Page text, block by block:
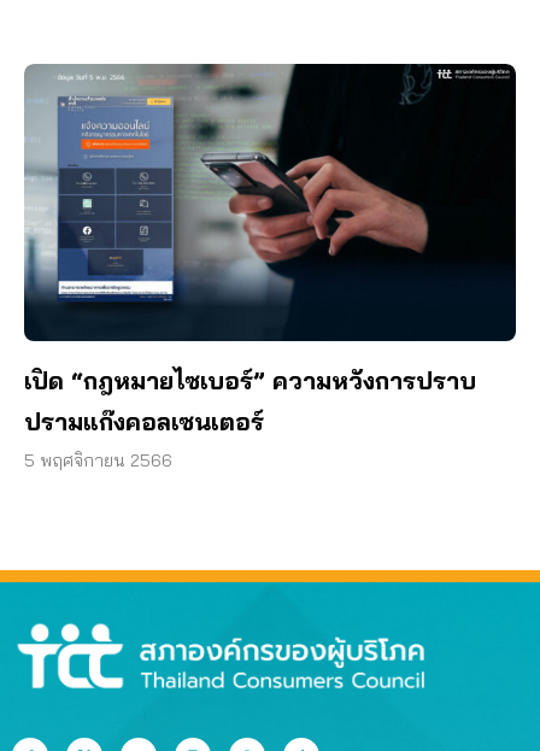
เปิด “กฎหมายไซเบอร์” ความหวังการปราบ
ปรามแก๊งคอลเซนเตอร์
5 พฤศจิกายน 2566